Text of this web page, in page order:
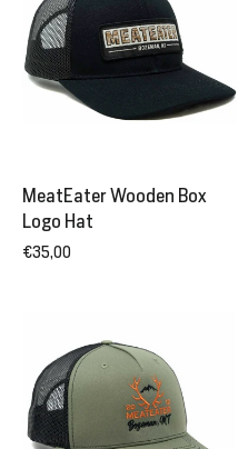
MeatEater Wooden Box
Logo Hat
€35,00